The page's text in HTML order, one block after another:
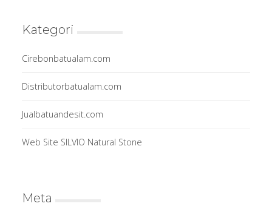
Kategori
Cirebonbatualam.com
Distributorbatualam.com
Jualbatuandesit.com
Web Site SILVIO Natural Stone
Meta